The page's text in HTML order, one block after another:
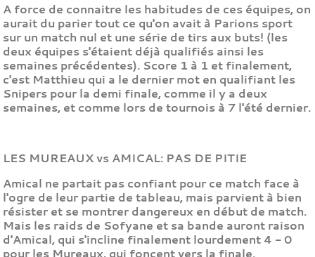
A force de connaitre les habitudes de ces équipes, on
aurait du parier tout ce qu'on avait à Parions sport
sur un match nul et une série de tirs aux buts! (les
deux équipes s'étaient déjà qualifiés ainsi les
semaines précédentes). Score 1 à 1 et finalement,
c'est Matthieu qui a le dernier mot en qualifiant les
Snipers pour la demi finale, comme il y a deux
semaines, et comme lors de tournois à 7 l'été dernier.
LES MUREAUX vs AMICAL: PAS DE PITIE
Amical ne partait pas confiant pour ce match face à
l'ogre de leur partie de tableau, mais parvient à bien
résister et se montrer dangereux en début de match.
Mais les raids de Sofyane et sa bande auront raison
d'Amical, qui s'incline finalement lourdement 4 - 0
pour les Mureaux, qui foncent vers la finale.